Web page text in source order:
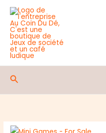
Aller
contenu
Rechercher
Mini
Games
-
For
Sale